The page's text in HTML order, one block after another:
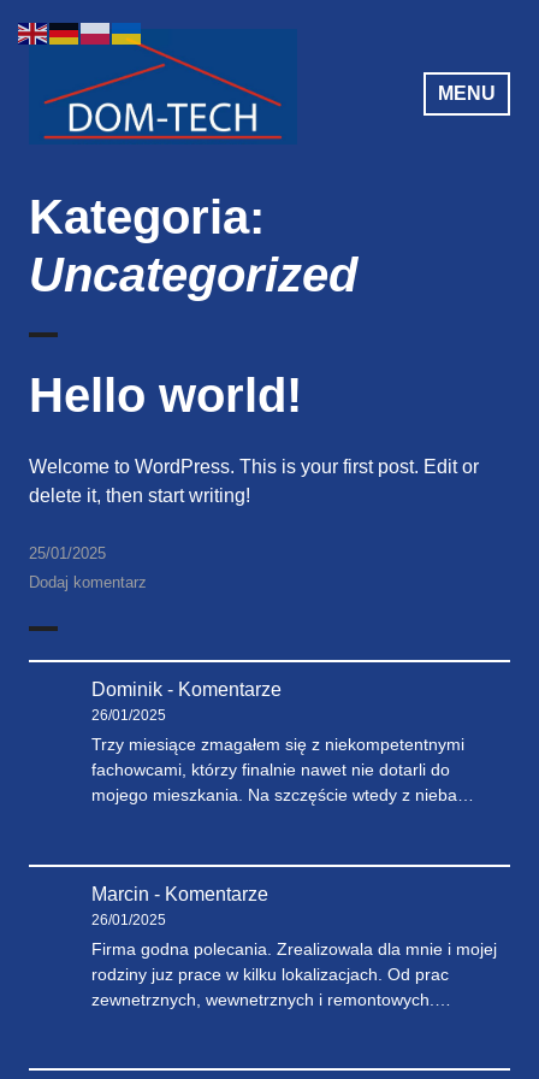
do
MENU
Kategoria:
Uncategorized
Hello world!
Welcome to WordPress. This is your first post. Edit or
delete it, then start writing!
25/01/2025
Dodaj komentarz
Dominik - Komentarze
26/01/2025
Trzy miesiące zmagałem się z niekompetentnymi
fachowcami, którzy finalnie nawet nie dotarli do
mojego mieszkania. Na szczęście wtedy z nieba…
Marcin - Komentarze
26/01/2025
Firma godna polecania. Zrealizowala dla mnie i mojej
rodziny juz prace w kilku lokalizacjach. Od prac
zewnetrznych, wewnetrznych i remontowych.…